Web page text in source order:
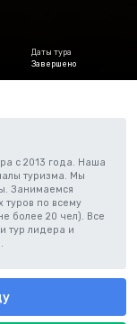
Даты тура
Завершено
с 2013 года. Наша
туризма. Мы
Занимаемся
туров по всему
более 20 чел). Все
тур лидера и